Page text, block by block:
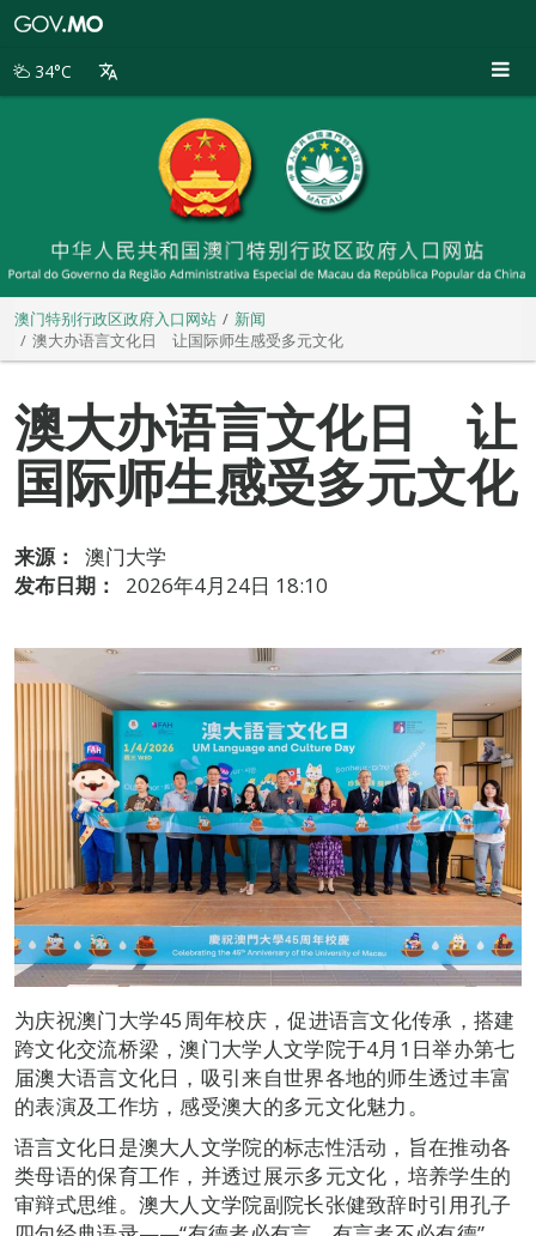
别
34°C
澳门特别行政区政府入口网站
新闻
澳大办语言文化日 让国际师生感受多元文化
澳大办语言文化日 让
国际师生感受多元文化
来源：
澳门大学
发布日期：
2026年4月24日 18:10
为庆祝澳门大学45周年校庆，促进语言文化传承，搭建
跨文化交流桥梁，澳门大学人文学院于4月1日举办第七
届澳大语言文化日，吸引来自世界各地的师生透过丰富
的表演及工作坊，感受澳大的多元文化魅力。
语言文化日是澳大人文学院的标志性活动，旨在推动各
类母语的保育工作，并透过展示多元文化，培养学生的
审辩式思维。澳大人文学院副院长张健致辞时引用孔子